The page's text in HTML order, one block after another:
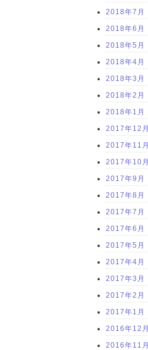
2018年7月
2018年6月
2018年5月
2018年4月
2018年3月
2018年2月
2018年1月
2017年12月
2017年11月
2017年10月
2017年9月
2017年8月
2017年7月
2017年6月
2017年5月
2017年4月
2017年3月
2017年2月
2017年1月
2016年12月
2016年11月